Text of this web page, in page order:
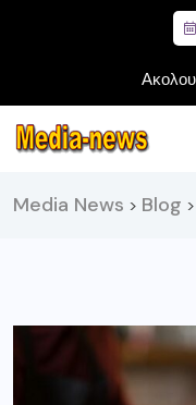
Media News > Blog >